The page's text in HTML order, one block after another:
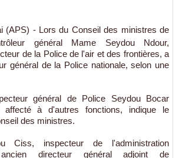
(APS) - Lors du Conseil des ministres de
général Mame Seydou Ndour,
de la Police de l'air et des frontières, a
général de la Police nationale, selon une
général de Police Seydou Bocar
à d'autres fonctions, indique le
des ministres.
Ciss, inspecteur de l'administration
directeur général adjoint de